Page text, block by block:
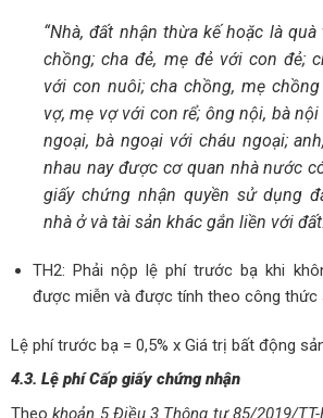
“Nhà, đất nhận thừa kế hoặc là
chồng; cha đẻ, mẹ đẻ với con đẻ;
với con nuôi; cha chồng, mẹ
vợ, mẹ vợ với con rể; ông nội, bà
ngoại, bà ngoại với cháu ngoại;
nhau nay được cơ quan nhà nước
giấy chứng nhận quyền sử dụng
nhà ở và tài sản khác gắn liền với
TH2: Phải nộp lệ phí trước bạ khi
được miễn và được tính theo công thức
Lệ phí trước bạ = 0,5% x Giá trị bất động
4.3. Lệ phí Cấp giấy chứng nhận
Theokhoản 5 Điều 3 Thông tư 85/2019/